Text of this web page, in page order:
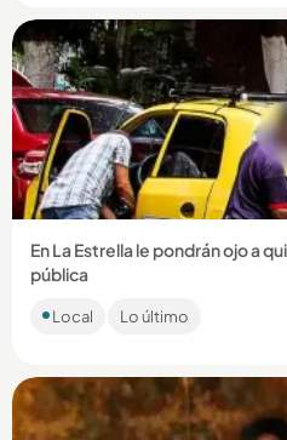
Compartir
En La Estrella le pondrán ojo a
pública
evitar que los conductores y
Local Lo último